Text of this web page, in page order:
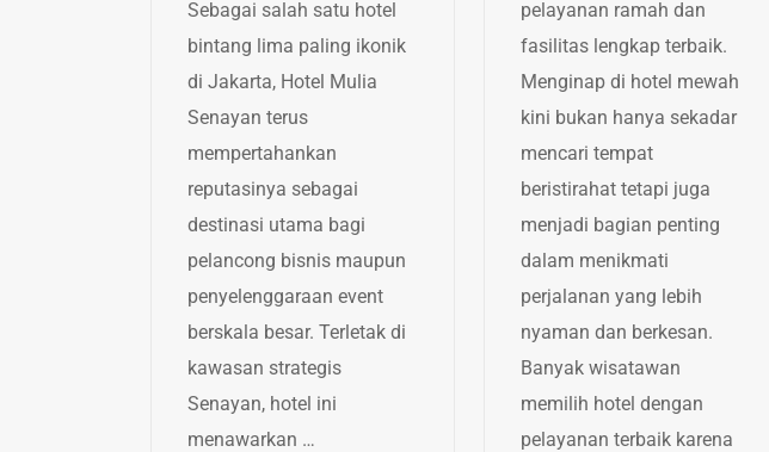
Sebagai salah satu hotel
bintang lima paling ikonik
di Jakarta, Hotel Mulia
Senayan terus
mempertahankan
reputasinya sebagai
destinasi utama bagi
pelancong bisnis maupun
penyelenggaraan event
berskala besar. Terletak di
kawasan strategis
Senayan, hotel ini
menawarkan …
pelayanan ramah dan
fasilitas lengkap terbaik.
Menginap di hotel mewah
kini bukan hanya sekadar
mencari tempat
beristirahat tetapi juga
menjadi bagian penting
dalam menikmati
perjalanan yang lebih
nyaman dan berkesan.
Banyak wisatawan
memilih hotel dengan
pelayanan terbaik karena